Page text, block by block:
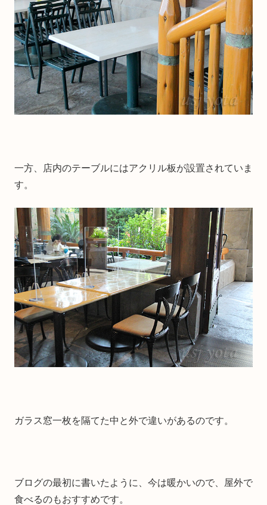
一方、店内のテーブルにはアクリル板が設置されていま
す。
ガラス窓一枚を隔てた中と外で違いがあるのです。
ブログの最初に書いたように、今は暖かいので、屋外で
食べるのもおすすめです。